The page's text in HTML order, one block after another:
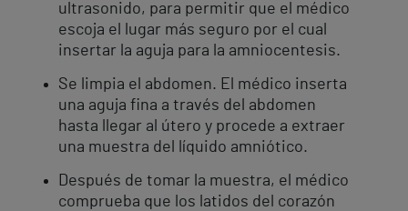
ultrasonido, para permitir que el médico
escoja el lugar más seguro por el cual
insertar la aguja para la amniocentesis.
Se limpia el abdomen. El médico inserta
una aguja fina a través del abdomen
hasta llegar al útero y procede a extraer
una muestra del líquido amniótico.
Después de tomar la muestra, el médico
comprueba que los latidos del corazón